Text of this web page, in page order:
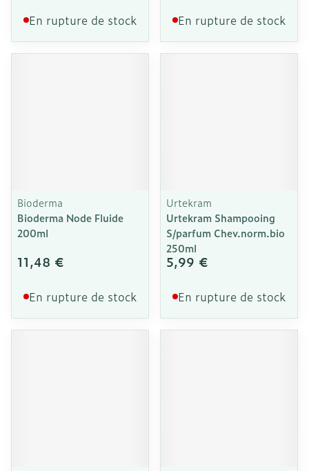
En rupture de stock En rupture de stock
Bioderma
Bioderma Node Fluide
200ml
11,48 €
En rupture de stock
Urtekram
Urtekram Shampooing
S/parfum Chev.norm.bio
250ml
5,99 €
En rupture de stock